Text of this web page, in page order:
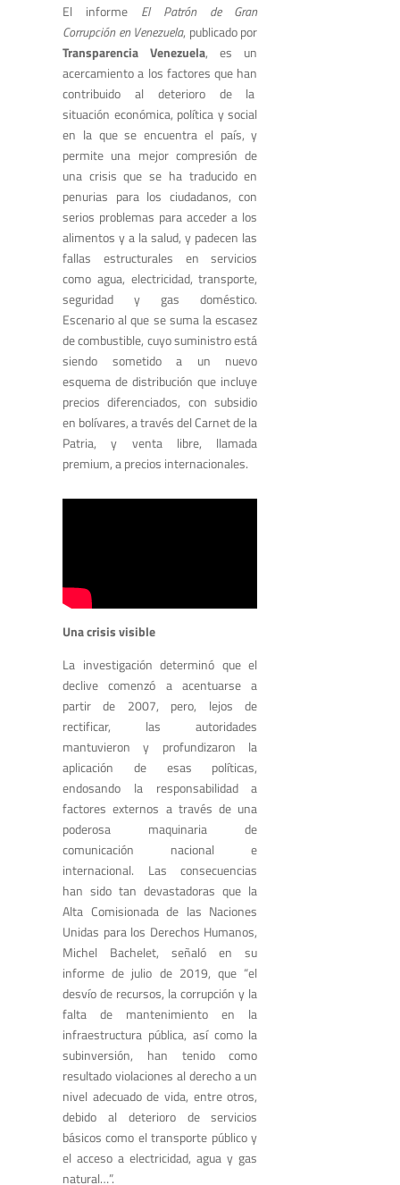
El informe El Patrón de Gran
Corrupción en Venezuela, publicado por
Transparencia Venezuela, es un
acercamiento a los factores que han
contribuido al deterioro de la
situación económica, política y social
en la que se encuentra el país, y
permite una mejor compresión de
una crisis que se ha traducido en
penurias para los ciudadanos, con
serios problemas para acceder a los
alimentos y a la salud, y padecen las
fallas estructurales en servicios
como agua, electricidad, transporte,
seguridad y gas doméstico.
Escenario al que se suma la escasez
de combustible, cuyo suministro está
siendo sometido a un nuevo
esquema de distribución que incluye
precios diferenciados, con subsidio
en bolívares, a través del Carnet de la
Patria, y venta libre, llamada
premium, a precios internacionales.
Una crisis visible
La investigación determinó que el
declive comenzó a acentuarse a
partir de 2007, pero, lejos de
rectificar, las autoridades
mantuvieron y profundizaron la
aplicación de esas políticas,
endosando la responsabilidad a
factores externos a través de una
poderosa maquinaria de
comunicación nacional e
internacional. Las consecuencias
han sido tan devastadoras que la
Alta Comisionada de las Naciones
Unidas para los Derechos Humanos,
Michel Bachelet, señaló en su
informe de julio de 2019, que “el
desvío de recursos, la corrupción y la
falta de mantenimiento en la
infraestructura pública, así como la
subinversión, han tenido como
resultado violaciones al derecho a un
nivel adecuado de vida, entre otros,
debido al deterioro de servicios
básicos como el transporte público y
el acceso a electricidad, agua y gas
natural…”.